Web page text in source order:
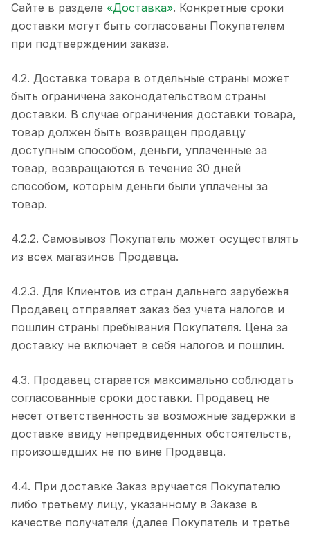
Сайте в разделе «Доставка». Конкретные сроки
доставки могут быть согласованы Покупателем
при подтверждении заказа.
4.2. Доставка товара в отдельные страны может
быть ограничена законодательством страны
доставки. В случае ограничения доставки товара,
товар должен быть возвращен продавцу
доступным способом, деньги, уплаченные за
товар, возвращаются в течение 30 дней
способом, которым деньги были уплачены за
товар.
4.2.2. Самовывоз Покупатель может осуществлять
из всех магазинов Продавца.
4.2.3. Для Клиентов из стран дальнего зарубежья
Продавец отправляет заказ без учета налогов и
пошлин страны пребывания Покупателя. Цена за
доставку не включает в себя налогов и пошлин.
4.3. Продавец старается максимально соблюдать
согласованные сроки доставки. Продавец не
несет ответственность за возможные задержки в
доставке ввиду непредвиденных обстоятельств,
произошедших не по вине Продавца.
4.4. При доставке Заказ вручается Покупателю
либо третьему лицу, указанному в Заказе в
качестве получателя (далее Покупатель и третье